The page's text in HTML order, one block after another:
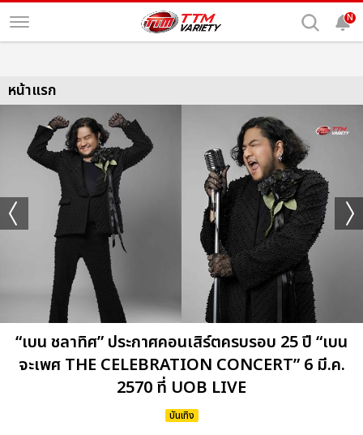
N
หน้าแรก
“เบน ชลาทิศ” ประกาศคอนเสิร์ตครบรอบ 25 ปี “เบน
จะเพศ THE CELEBRATION CONCERT” 6 มี.ค.
2570 ที่ UOB LIVE
บันเทิง